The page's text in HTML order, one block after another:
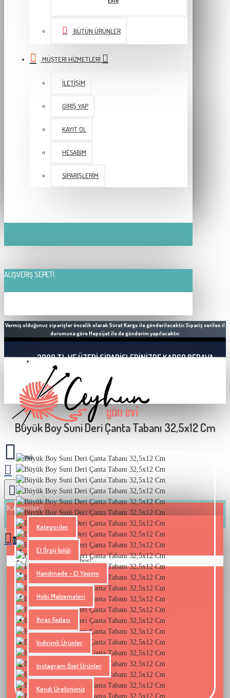
BÜTÜN ÜRÜNLER
MÜŞTERI HIZMETLERI
İLETIŞIM
GIRIŞ YAP
KAYIT OL
HESABIM
SIPARIŞLERIM
ALIŞVERIŞ SEPETI
Vermiş olduğunuz siparişler öncelik olarak Sürat Kargo ile gönderilecektir. Sipariş verilen il
durumuna göre Hepsijet ile de gönderim yapılacaktır.
2000 TL VE ÜZERI SIPARIŞLERINIZDE KARGO BEDAVA
Kategoriler
Kategoriler
El Örgü İpliği
Handmade - El Yapımı
Hobi Malzemeleri
İhraç Fazlası
İndirimli Ürünler
Instagram Özel Ürünler
Kendi Üretimimiz
0
Alışveriş sepetiniz boş!
Büyük Boy Suni Deri Çanta Tabanı 32,5x12 Cm